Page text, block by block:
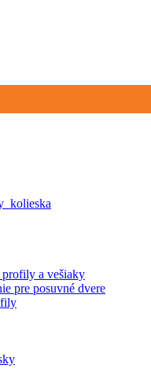
a vešiaky
pre posuvné dvere